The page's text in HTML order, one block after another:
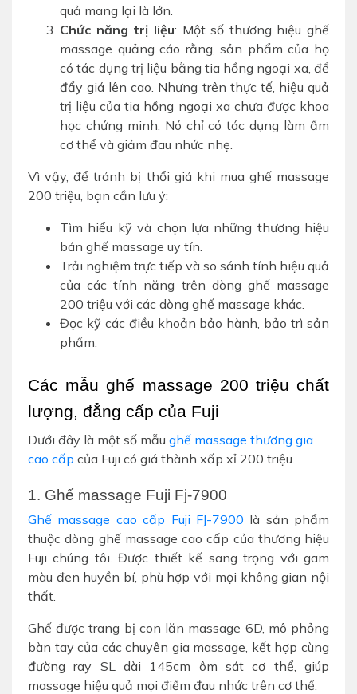
quả mang lại là lớn.
Chức năng trị liệu: Một số thương hiệu ghế
massage quảng cáo rằng, sản phẩm của họ
có tác dụng trị liệu bằng tia hồng ngoại xa, để
đẩy giá lên cao. Nhưng trên thực tế, hiệu quả
trị liệu của tia hồng ngoại xa chưa được khoa
học chứng minh. Nó chỉ có tác dụng làm ấm
cơ thể và giảm đau nhức nhẹ.
Vì vậy, để tránh bị thổi giá khi mua ghế massage
200 triệu, bạn cần lưu ý:
Tìm hiểu kỹ và chọn lựa những thương hiệu
bán ghế massage uy tín.
Trải nghiệm trực tiếp và so sánh tính hiệu quả
của các tính năng trên dòng ghế massage
200 triệu với các dòng ghế massage khác.
Đọc kỹ các điều khoản bảo hành, bảo trì sản
phẩm.
Các mẫu ghế massage 200 triệu chất
lượng, đẳng cấp của Fuji
Dưới đây là một số mẫu ghế massage thương gia
cao cấp của Fuji có giá thành xấp xỉ 200 triệu.
1. Ghế massage Fuji Fj-7900
Ghế massage cao cấp Fuji FJ-7900 là sản phẩm
thuộc dòng ghế massage cao cấp của thương hiệu
Fuji chúng tôi. Được thiết kế sang trọng với gam
màu đen huyền bí, phù hợp với mọi không gian nội
thất.
Ghế được trang bị con lăn massage 6D, mô phỏng
bàn tay của các chuyên gia massage, kết hợp cùng
đường ray SL dài 145cm ôm sát cơ thể, giúp
massage hiệu quả mọi điểm đau nhức trên cơ thể.